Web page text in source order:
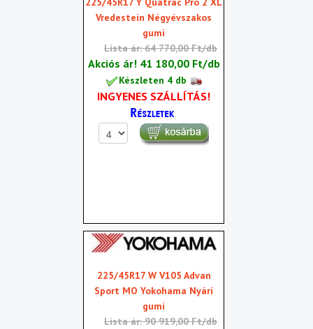
Vredestein Négyévszakos
gumi
Lista ár: 64 770,00 Ft/db
Akciós ár! 41 180,00 Ft/db
Készleten 4 db
INGYENES SZÁLLÍTÁS!
225/45R17 W V105 Advan
Sport MO Yokohama Nyári
gumi
Lista ár: 90 919,00 Ft/db